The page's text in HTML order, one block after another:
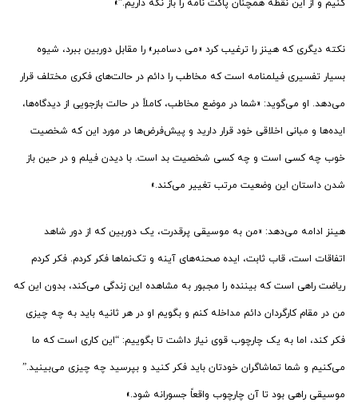
کنیم و از این نقطه همچنان پاکت نامه را باز نگه داریم.”»
نکته دیگری که هینز را ترغیب کرد «می دسامبر» را مقابل دوربین ببرد، شیوه‌
بسیار تفسیری فیلمنامه است که مخاطب را دائم در حالت‌های فکری مختلف قرار
می‌دهد. او می‌گوید: «شما در موضع مخاطب، کاملاً در حالت بازجویی از دیدگاه‌ها،
ایده‌ها و مبانی اخلاقی خود قرار دارید و پیش‌فرض‌ها در مورد این که شخصیت
خوب چه کسی است و چه کسی شخصیت بد است. با دیدن فیلم و در حین باز
شدن داستان این وضعیت مرتب تغییر می‌کند.»
هینز ادامه می‌دهد: «من به موسیقی پرقدرت، یک دوربین که از دور شاهد
اتفاقات است، قاب ثابت، ایده صحنه‌های آینه و تک‌نماها فکر کردم. فکر کردم
ریاضت راهی است که بیننده را مجبور به مشاهده این زندگی می‌کند، بدون این که
من در مقام کارگردان دائم مداخله کنم و بگویم او در هر ثانیه باید به چه چیزی
فکر کند، اما به یک چارچوب قوی نیاز داشت تا بگوییم: “این کاری است که ما
می‌کنیم و شما تماشاگران خودتان باید فکر کنید و بپرسید چه چیزی می‌بینید.”
موسیقی راهی بود تا آن چارچوب واقعاً جسورانه شود.»